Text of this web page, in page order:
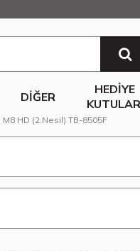
DIĞER
HEDIYE
M8 HD (2.Nesil) TB-8505F